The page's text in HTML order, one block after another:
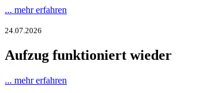
... mehr erfahren
24.07.2026
Aufzug funktioniert wieder
... mehr erfahren